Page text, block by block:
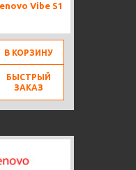
Vibe S1
В КОРЗИНУ
БЫСТРЫЙ
ЗАКАЗ